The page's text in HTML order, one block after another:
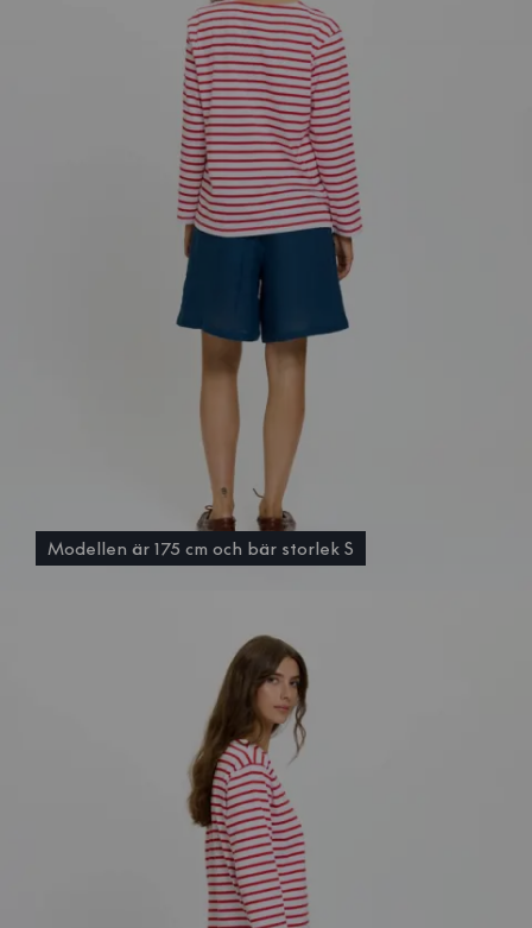
Modellen är 175 cm och bär storlek S